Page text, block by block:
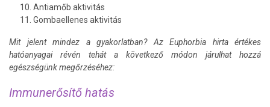
Antiamőb aktivitás
Gombaellenes aktivitás
Mit jelent mindez a gyakorlatban? Az Euphorbia hirta értékes
hatóanyagai révén tehát a következő módon járulhat hozzá
egészségünk megőrzéséhez:
Immunerősítő hatás